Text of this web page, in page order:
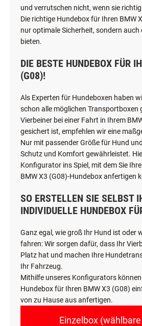
und verrutschen nicht, wenn sie
Die richtige Hundebox für Ihren BMW
nur optimale Sicherheit, sondern
bieten.
DIE BESTE HUNDEBOX FÜR
(G08)!
Als Experten für Hundeboxen haben
schon alle möglichen Transportboxen
Vierbeiner bei einer Fahrt in Ihrem
gesichert ist, empfehlen wir eine
Nur mit passender Größe für Hund
Schutz und Komfort gewährleistet.
Konfigurator ins Spiel, mit dem Sie
BMW X3 (G08)-Hundebox anfertigen
SO ERSTELLEN SIE SELBST
INDIVIDUELLE HUNDEBOX
Ganz egal, wie groß Ihr Hund ist oder
fahren: Wir sorgen dafür, dass Ihr
Platz hat und machen Ihre
Ihr Fahrzeug.
Mithilfe unseres Konfigurators können
Hundebox für Ihren BMW X3 (G08)
von zu Hause aus anfertigen.
Einzelbox